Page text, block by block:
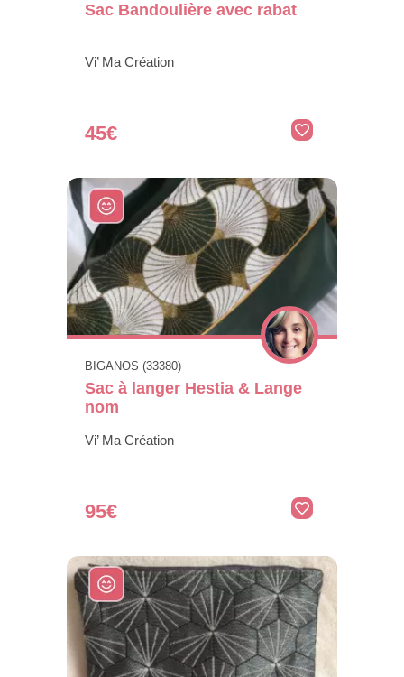
Sac Bandoulière avec rabat
Vi’ Ma Création
45€
BIGANOS (33380)
Sac à langer Hestia & Lange
nom
Vi’ Ma Création
95€